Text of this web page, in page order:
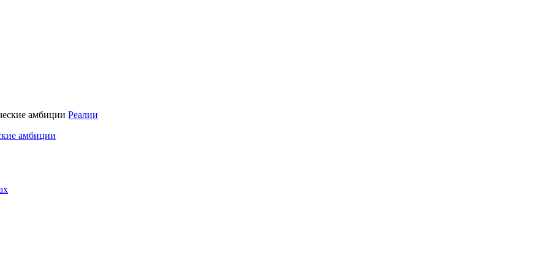
Реалии
амбиции